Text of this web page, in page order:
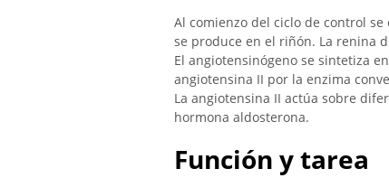
Al comienzo del ciclo de control
se produce en el riñón. La renina
El angiotensinógeno se sintetiza
angiotensina II por la enzima
La angiotensina II actúa sobre
hormona aldosterona.
Función y tarea